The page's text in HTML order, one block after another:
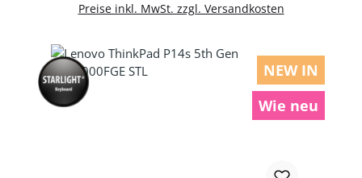
Preise inkl. MwSt. zzgl. Versandkosten
NEW IN
Wie neu